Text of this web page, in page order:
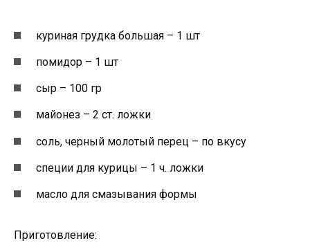
куриная грудка большая – 1 шт
помидор – 1 шт
сыр – 100 гр
майонез – 2 ст. ложки
соль, черный молотый перец – по вкусу
специи для курицы – 1 ч. ложки
масло для смазывания формы
Приготовление: